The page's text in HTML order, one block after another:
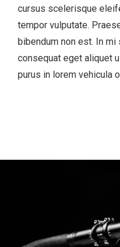
cursus scelerisque
tempor vulputate.
bibendum non est. In mi
consequat eget aliquet
purus in lorem vehicula